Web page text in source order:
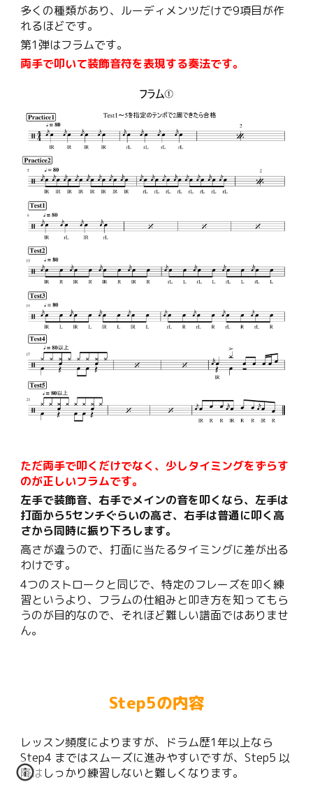
多くの種類があり、ルーディメンツだけで9項目が作
れるほどです。
第1弾はフラムです。
両手で叩いて装飾音符を表現する奏法です。
ただ両手で叩くだけでなく、少しタイミングをずらす
のが正しいフラムです。
左手で装飾音、右手でメインの音を叩くなら、左手は
打面から5センチぐらいの高さ、右手は普通に叩く高
さから同時に振り下ろします。
高さが違うので、打面に当たるタイミングに差が出る
わけです。
4つのストロークと同じで、特定のフレーズを叩く練
習というより、フラムの仕組みと叩き方を知ってもら
うのが目的なので、それほど難しい譜面ではありませ
ん。
Step5の内容
レッスン頻度によりますが、ドラム歴1年以上なら
Step4 まではスムーズに進みやすいですが、Step5 以
降はしっかり練習しないと難しくなります。